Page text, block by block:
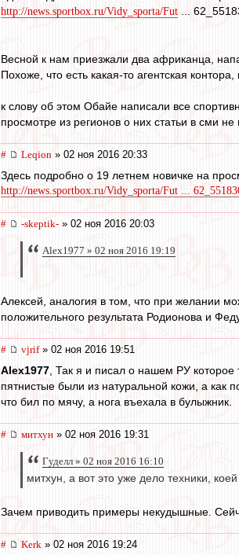
http://news.sportbox.ru/Vidy_sporta/Fut ...
Весной к нам приезжали два африканца,
Похоже, что есть какая-то агентская
к слову об этом Обайе написали все
просмотре из регионов о них статьи в сми не
# Leqion » 02 ноя 2016 20:33
Здесь подробно о 19 летнем новичке на
http://news.sportbox.ru/Vidy_sporta/Fut ...
# -skeptik- » 02 ноя 2016 20:03
Alex1977 » 02 ноя 2016 19:19
Алексей, аналогия в том, что при желании
положительного результата Родионова и
# vjrif» 02 ноя 2016 19:51
Alex1977 , Так я и писал о нашем РУ
пятнистые были из натуральной кожи, а как
что бил по мячу, а нога въехала в булыжник.
# митхун » 02 ноя 2016 19:31
Гуделл » 02 ноя 2016 16:10
митхун, а вот это уже дело техники,
Зачем приводить примеры некудышные.
# Kerk » 02 ноя 2016 19:24